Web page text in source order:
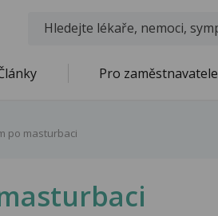
Pro zaměstnavatele
po masturbaci